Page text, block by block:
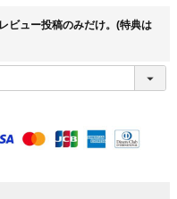
ビュー投稿のみだけ。(特典は